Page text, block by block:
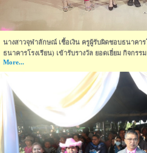
นางสาวจุฬาลักษณ์ เชื้อเงิน ครูผู้รับผิดชอบธนาคา
ธนาคารโรงเรียน) เข้ารับรางวัล ยอดเยี่ยม กิจกร
More...